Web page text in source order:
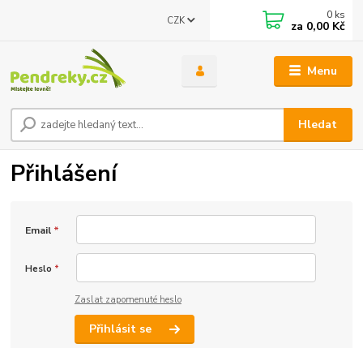
Menu
CZK
Hledat
0 ks
za 0,00 Kč
Přihlášení
Email *
Heslo *
Zaslat zapomenuté heslo
Přihlásit se